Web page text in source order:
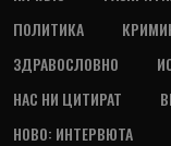
ПОЛИТИКА
ЗДРАВОСЛОВНО
НАС НИ ЦИТИРАТ
НОВО: ИНТЕРВЮТА